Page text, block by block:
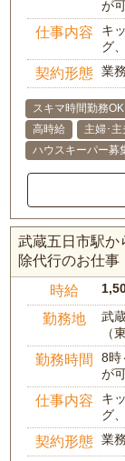
が
仕事内容
キ
グ
契約形態 業
スキマ時間勤務OK
高時給
主婦･主
ハウスキーパー募
武蔵五日市駅か
除代行のお仕事
時給
勤務地
武
（
勤務時間
8時
が
仕事内容
キ
グ
契約形態 業